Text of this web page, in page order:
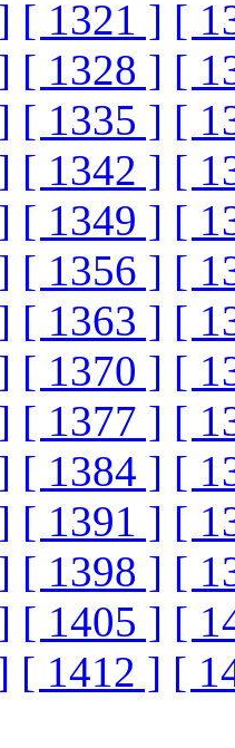
[ 1321 ] [
[ 1328 ] [
[ 1335 ] [
[ 1342 ] [
[ 1349 ] [
[ 1356 ] [
[ 1363 ] [
[ 1370 ] [
[ 1377 ] [
[ 1384 ] [
[ 1391 ] [
[ 1398 ] [
[ 1405 ] [
[ 1412 ] [